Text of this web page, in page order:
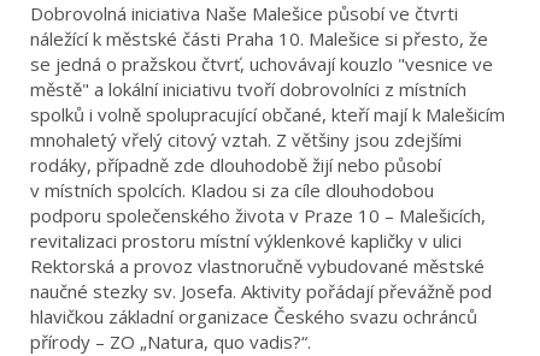
Dobrovolná iniciativa Naše Malešice působí ve čtvrti
náležící k městské části Praha 10. Malešice si přesto, že
se jedná o pražskou čtvrť, uchovávají kouzlo "vesnice ve
městě" a lokální iniciativu tvoří dobrovolníci z místních
spolků i volně spolupracující občané, kteří mají k Malešicím
mnohaletý vřelý citový vztah. Z většiny jsou zdejšími
rodáky, případně zde dlouhodobě žijí nebo působí
v místních spolcích. Kladou si za cíle dlouhodobou
podporu společenského života v Praze 10 – Malešicích,
revitalizaci prostoru místní výklenkové kapličky v ulici
Rektorská a provoz vlastnoručně vybudované městské
naučné stezky sv. Josefa. Aktivity pořádají převážně pod
hlavičkou základní organizace Českého svazu ochránců
přírody – ZO „Natura, quo vadis?“.